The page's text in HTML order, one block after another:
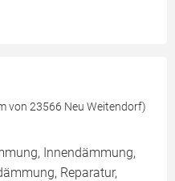
von 23566 Neu Weitendorf)
Innendämmung,
Reparatur,